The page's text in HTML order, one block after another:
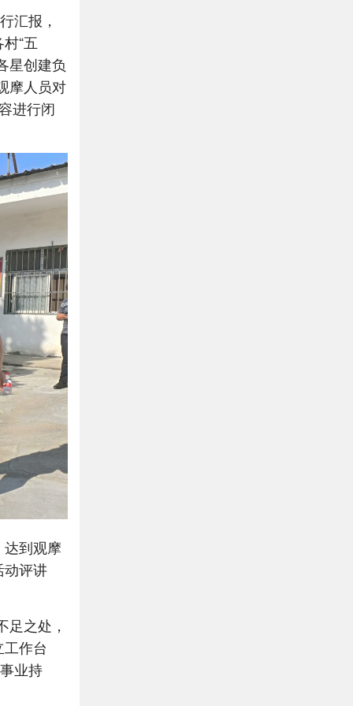
汇报，
“五
星创建负
摩人员对
进行闭
达到观摩
动评讲
足之处，
作台
业持